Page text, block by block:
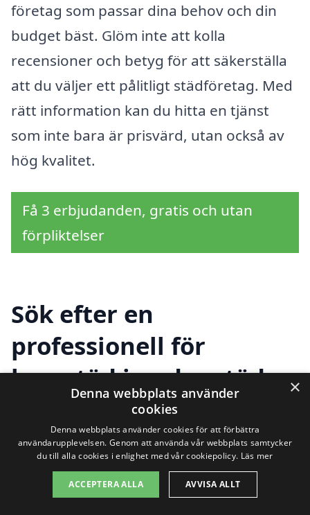
företag som passar dina behov och din
budget bäst. Glöm inte att kolla
recensioner och betyg för att säkerställa
att du väljer ett pålitligt städföretag. Med
rätt information kan du hitta en tjänst
som inte bara är prisvärd, utan också av
hög kvalitet.
Få 3 erbjudanden, gratis och utan
förpliktelser
Sök efter en
professionell för
hemstäd i andra städer
nära Vaplan
Att hitta hjälp för hemstäd i Vaplan kan
vara enklare än du tror. Genom att
×
Denna webbplats använder
cookies
Denna webbplats använder cookies för att förbättra
användarupplevelsen. Genom att använda vår webbplats samtycker
du till alla cookies i enlighet med vår cookiepolicy. Läs mer
ACCEPTERA ALLA AVVISA ALLT